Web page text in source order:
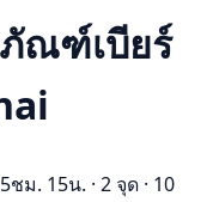
ณฑ์เบียร์
5ชม. 15น. · 2 จุด · 10